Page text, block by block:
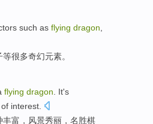
such as flying dragon
等很多奇幻元素。
flying dragon . It's
interest
丰富，风景秀丽 ，名胜棋